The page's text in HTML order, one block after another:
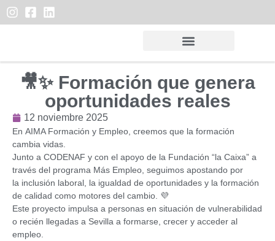
🎥✨ Formación que genera
oportunidades reales
12 noviembre 2025
En AIMA Formación y Empleo , creemos que la formación
cambia vidas
Junto a CODENAF y con el apoyo de la Fundación “la Caixa” a
través del programa Más Empleo , seguimos apostando por
la inclusión laboral , la igualdad de oportunidades y la formación
de calidad como motores del cambio. 💜
Este proyecto impulsa a personas en situación de vulnerabilidad
o recién llegadas a Sevilla a formarse, crecer y acceder al
empleo